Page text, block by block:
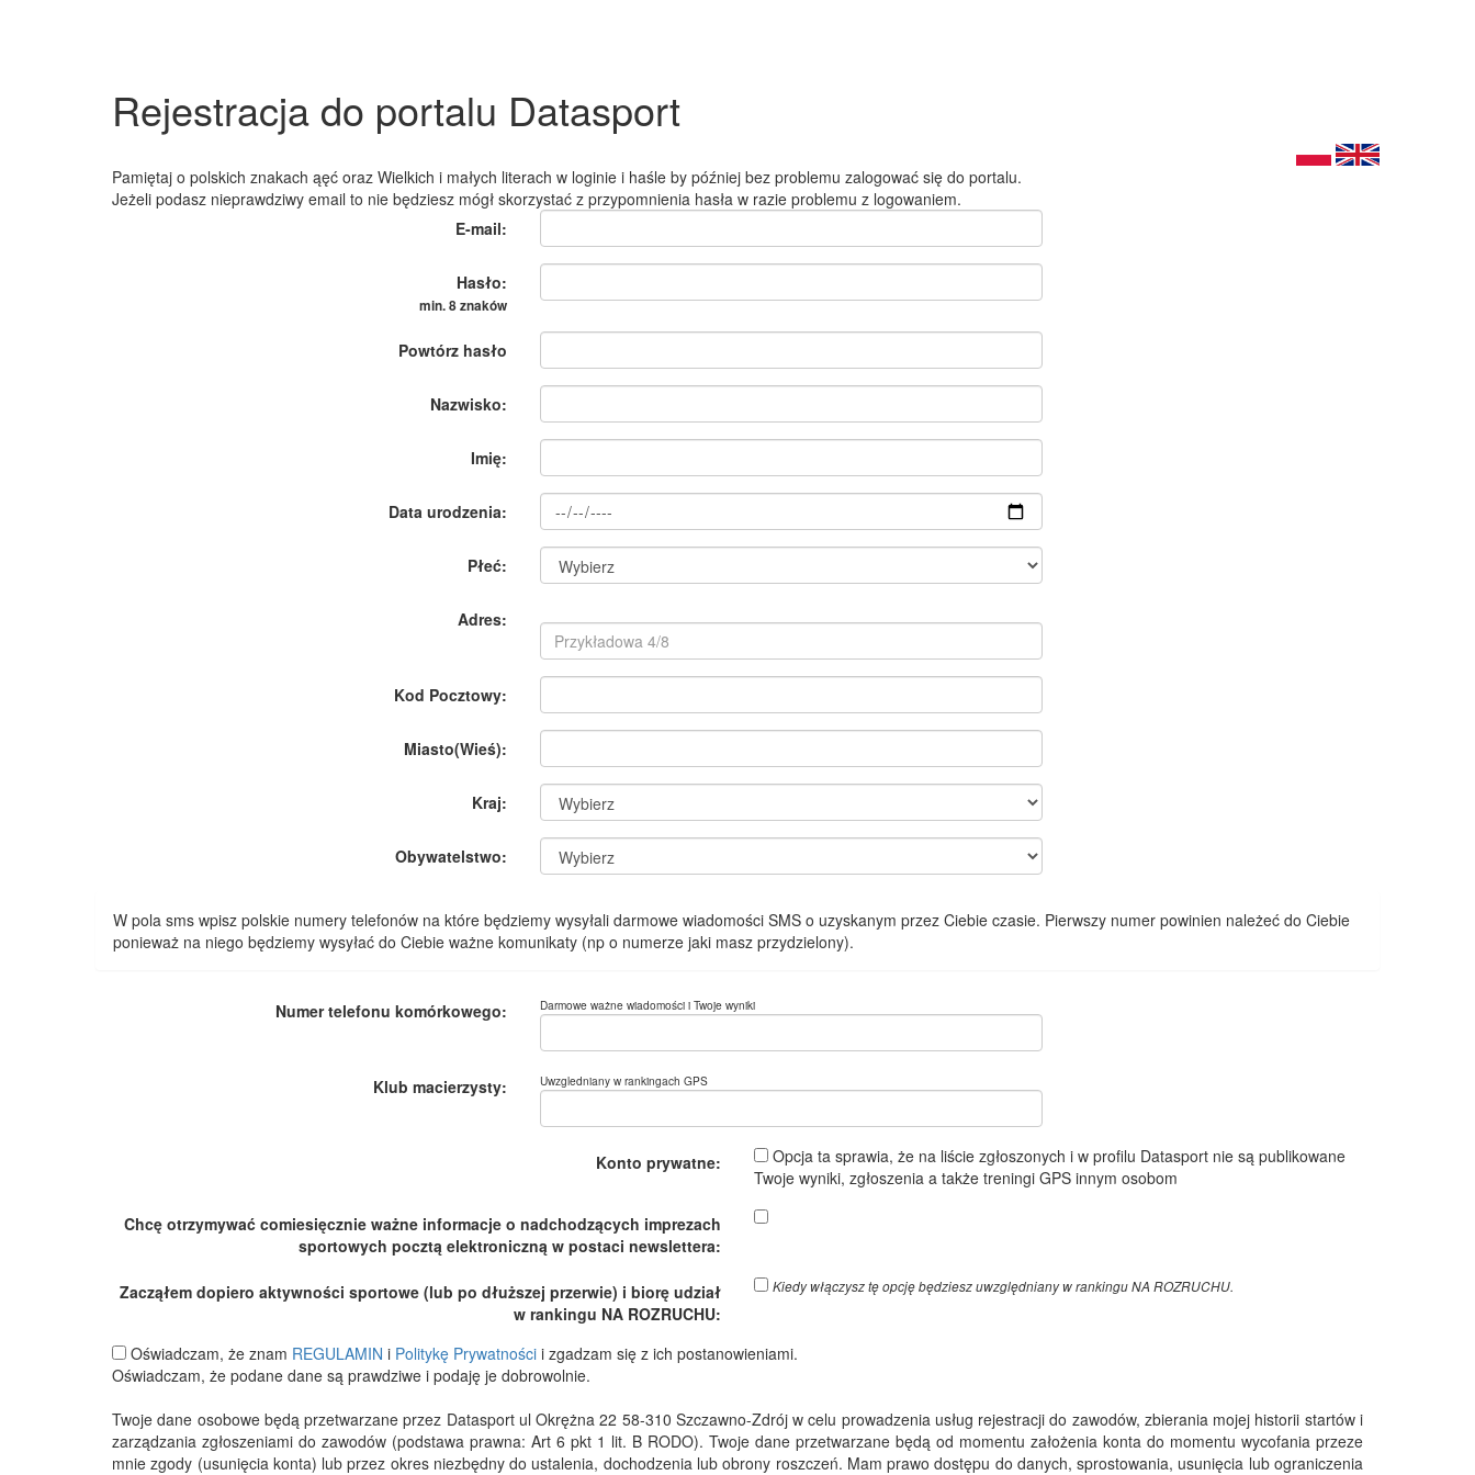
Rejestracja do portalu Datasport
Pamiętaj o polskich znakach ąęć oraz Wielkich i małych literach w loginie i haśle by później bez problemu zalogować się do portalu.
Jeżeli podasz nieprawdziwy email to nie będziesz mógł skorzystać z przypomnienia hasła w razie problemu z logowaniem.
E-mail:
Hasło:
min. 8 znaków
Powtórz hasło
Nazwisko:
Imię:
Data urodzenia:
Płeć:
Adres:
Kod Pocztowy:
Miasto(Wieś):
Kraj:
Obywatelstwo:
W pola sms wpisz polskie numery telefonów na które będziemy wysyłali darmowe wiadomości SMS o uzyskanym przez Ciebie czasie. Pierwszy numer powinien należeć do Ciebie
ponieważ na niego będziemy wysyłać do Ciebie ważne komunikaty (np o numerze jaki masz przydzielony).
Numer telefonu komórkowego: Darmowe ważne wiadomości i Twoje wyniki
Klub macierzysty: Uwzgledniany w rankingach GPS
Konto prywatne:
Opcja ta sprawia, że na liście zgłoszonych i w profilu Datasport nie są publikowane
Twoje wyniki, zgłoszenia a także treningi GPS innym osobom
Chcę otrzymywać comiesięcznie ważne informacje o nadchodzących imprezach
sportowych pocztą elektroniczną w postaci newslettera:
Zacząłem dopiero aktywności sportowe (lub po dłuższej przerwie) i biorę udział
w rankingu NA ROZRUCHU:
Kiedy włączysz tę opcję będziesz uwzględniany w rankingu NA ROZRUCHU.
Oświadczam, że znam REGULAMIN i Politykę Prywatności i zgadzam się z ich postanowieniami.
Oświadczam, że podane dane są prawdziwe i podaję je dobrowolnie.
Twoje dane osobowe będą przetwarzane przez Datasport ul Okrężna 22 58-310 Szczawno-Zdrój w celu prowadzenia usług rejestracji do zawodów, zbierania mojej historii startów i
zarządzania zgłoszeniami do zawodów (podstawa prawna: Art 6 pkt 1 lit. B RODO). Twoje dane przetwarzane będą od momentu założenia konta do momentu wycofania przeze
mnie zgody (usunięcia konta) lub przez okres niezbędny do ustalenia, dochodzenia lub obrony roszczeń. Mam prawo dostępu do danych, sprostowania, usunięcia lub ograniczenia